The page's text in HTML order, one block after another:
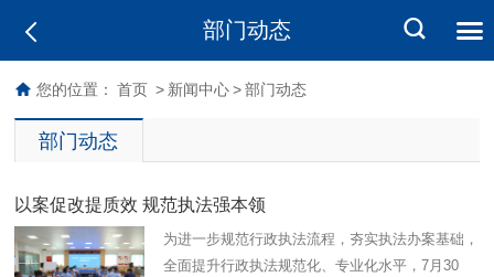
部门动态
您的位置： 首页 > 新闻中心 > 部门动态
部门动态
以案促改提质效 规范执法强本领
为进一步规范行政执法流程，夯实执法办案基础，
全面提升行政执法规范化、专业化水平，7月30